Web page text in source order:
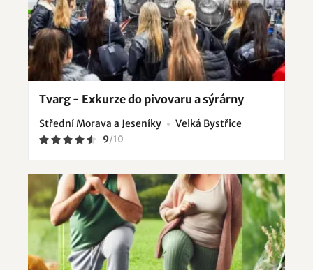
Tvarg - Exkurze do pivovaru a sýrárny
Střední Morava a Jeseníky Velká Bystřice
9/10